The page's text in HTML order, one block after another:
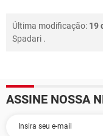
Última modificação: 19
Spadari .
ASSINE NOSSA